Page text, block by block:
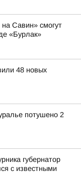
Савин» смогут
«Бурлак»
48 новых
потушено 2
губернатор
с известными